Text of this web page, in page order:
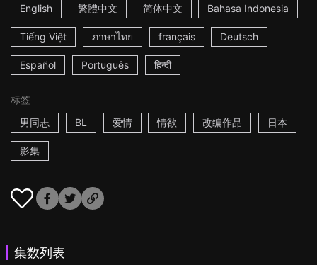
English
繁體中文 简体中文 Bahasa Indonesia
Tiếng Việt ภาษาไทย français Deutsch
Español Português हिन्दी
标签
男同志
BL 爱情 情欲 改编作品 日本
影集
集数列表